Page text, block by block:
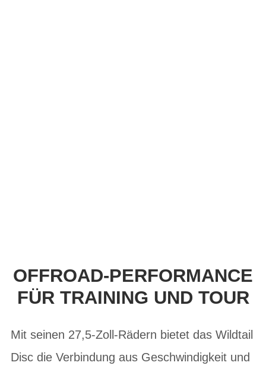
OFFROAD-PERFORMANCE
FÜR TRAINING UND TOUR
Mit seinen 27,5-Zoll-Rädern bietet das Wildtail
Disc die Verbindung aus Geschwindigkeit und